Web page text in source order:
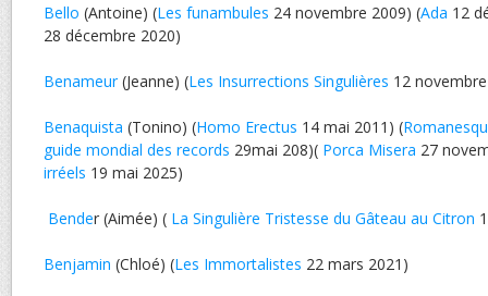
Bello (Antoine) (Les funambules 24 novembre 2009) (Ada 12
28 décembre 2020)
Benameur(Jeanne) (Les Insurrections Singulières 12
Benaquista (Tonino) (Homo Erectus 14 mai 2011) (
guide mondial des records 29mai 208)( Porca Misera 27
irréels 19 mai 2025)
Bender (Aimée) ( La Singulière Tristesse du Gâteau au Citron
Benjamin (Chloé) (Les Immortalistes 22 mars 2021)